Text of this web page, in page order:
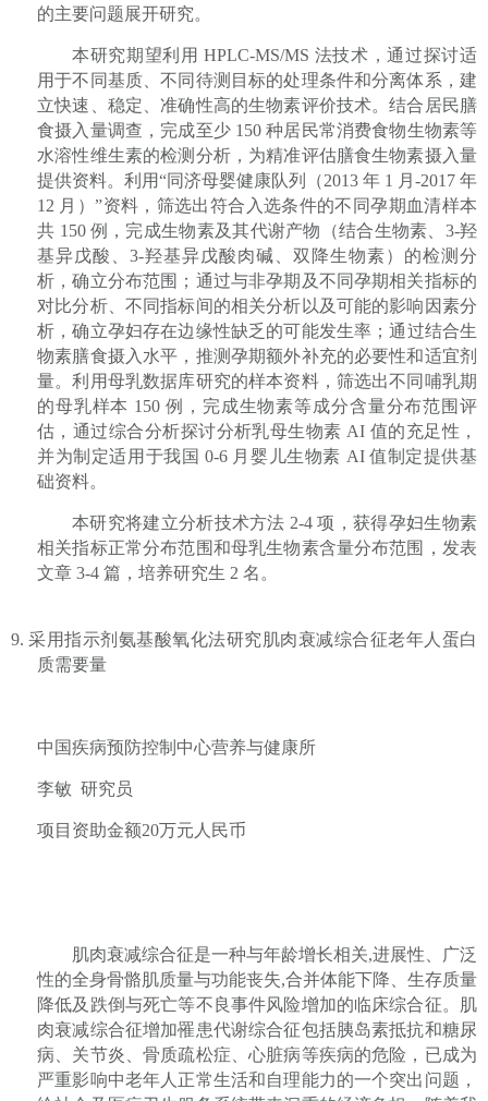
的主要问题展开研究。
本研究期望利用 HPLC-MS/MS 法技术，通过探讨适
用于不同基质、不同待测目标的处理条件和分离体系，建
立快速、稳定、准确性高的生物素评价技术。结合居民膳
食摄入量调查，完成至少 150种居民常消费食物生物素等
水溶性维生素的检测分析，为精准评估膳食生物素摄入量
提供资料。利用“同济母婴健康队列（2013 年 1 月 -2017 年
12 月）”资料，筛选出符合入选条件的不同孕期血清样本
共 150 例，完成生物素及其代谢产物（结合生物素、 3-羟
基异戊酸、 3-羟基异戊酸肉碱、双降生物素）的检测分
析，确立分布范围；通过与非孕期及不同孕期相关指标的
对比分析、不同指标间的相关分析以及可能的影响因素分
析，确立孕妇存在边缘性缺乏的可能发生率；通过结合生
物素膳食摄入水平，推测孕期额外补充的必要性和适宜剂
量。利用母乳数据库研究的样本资料，筛选出不同哺乳期
的母乳样本 150例，完成生物素等成分含量分布范围评
估，通过综合分析探讨分析乳母生物素 AI 值的充足性，
并为制定适用于我国 0-6 月婴儿生物素 AI值制定提供基
础资料。
本研究将建立分析技术方法 2-4项，获得孕妇生物素
相关指标正常分布范围和母乳生物素含量分布范围，发表
文章 3-4 篇，培养研究生 2 名。
9.采用指示剂氨基酸氧化法研究肌肉衰减综合征老年人蛋白
质需要量
中国疾病预防控制中心营养与健康所
李敏 研究员
项目资助金额20万元人民币
肌肉衰减综合征是一种与年龄增长相关,进展性、广泛
性的全身骨骼肌质量与功能丧失,合并体能下降、生存质量
降低及跌倒与死亡等不良事件风险增加的临床综合征。肌
肉衰减综合征增加罹患代谢综合征包括胰岛素抵抗和糖尿
病、关节炎、骨质疏松症、心脏病等疾病的危险，已成为
严重影响中老年人正常生活和自理能力的一个突出问题，